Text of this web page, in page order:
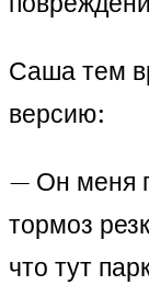
Саша тем
версию:
— Он меня
тормоз
что тут